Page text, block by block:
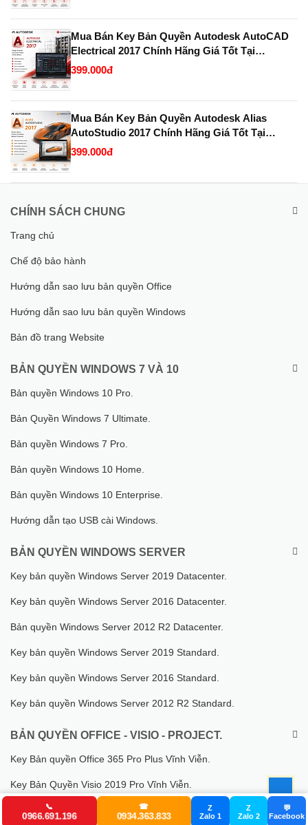
Mua Bán Key Bản Quyền Autodesk AutoCAD
Electrical 2017 Chính Hãng Giá Tốt Tại
KeyBanQuyen.VN
399.000đ
Mua Bán Key Bản Quyền Autodesk Alias
AutoStudio 2017 Chính Hãng Giá Tốt Tại
KeyBanQuyen.VN
399.000đ
CHÍNH SÁCH CHUNG
Trang chủ
Chế độ bảo hành
Hướng dẫn sao lưu bản quyền Office
Hướng dẫn sao lưu bản quyền Windows
Bản đồ trang Website
BẢN QUYỀN WINDOWS 7 VÀ 10
Bản quyền Windows 10 Pro.
Bản Quyền Windows 7 Ultimate.
Bản quyền Windows 7 Pro.
Bản quyền Windows 10 Home.
Bản quyền Windows 10 Enterprise.
Hướng dẫn tạo USB cài Windows.
BẢN QUYỀN WINDOWS SERVER
Key bản quyền Windows Server 2019 Datacenter.
Key bản quyền Windows Server 2016 Datacenter.
Bản quyền Windows Server 2012 R2 Datacenter.
Key bản quyền Windows Server 2019 Standard.
Key bản quyền Windows Server 2016 Standard.
Key bản quyền Windows Server 2012 R2 Standard.
BẢN QUYỀN OFFICE - VISIO - PROJECT.
Key Bản quyền Office 365 Pro Plus Vĩnh Viễn.
Key Bản Quyền Visio 2019 Pro Vĩnh Viễn.
Key Bản Quyền Project 2019 Pro Vĩnh Viễn.
📞
0966.691.196
☎
0934.363.833
Z
Zalo 1
Z
Zalo 2
💬
Facebook